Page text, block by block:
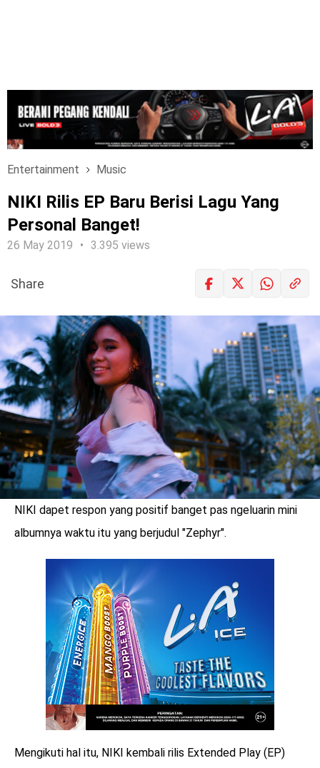
Entertainment Music
NIKI Rilis EP Baru Berisi Lagu Yang
Personal Banget!
26 May 2019 3.395 views
benefit
menarik
LOGIN
Share
NIKI dapet respon yang positif banget pas ngeluarin mini
albumnya waktu itu yang berjudul "Zephyr".
Mengikuti hal itu, NIKI kembali rilis Extended Play (EP)